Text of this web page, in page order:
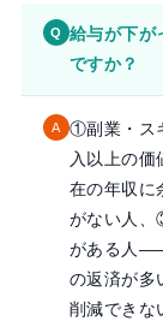
Q
給与が下が
ですか？
A
①副業・ス
入以上の
在の年収に
がない人、
がある人
の返済が多
削減できな